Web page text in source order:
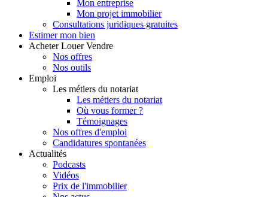
Mon entreprise
Mon projet immobilier
Consultations juridiques gratuites
Estimer mon bien
Acheter Louer Vendre
Nos offres
Nos outils
Emploi
Les métiers du notariat
Les métiers du notariat
Où vous former ?
Témoignages
Nos offres d'emploi
Candidatures spontanées
Actualités
Podcasts
Vidéos
Prix de l'immobilier